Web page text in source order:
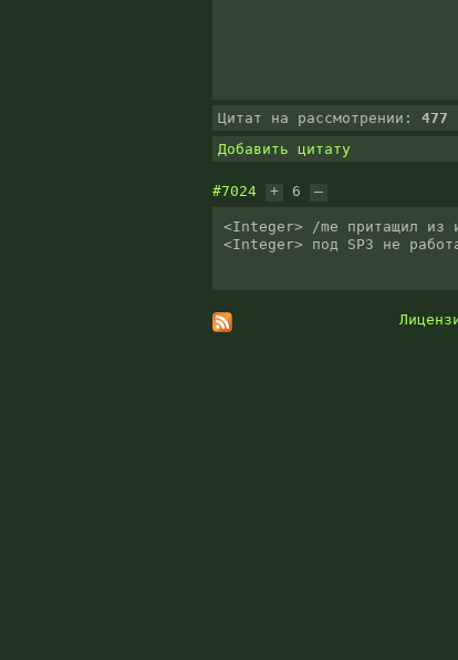
Цитат на рассмотрении: 477
Добавить цитату
#7024 + 6 –
<Integer> /mе притащил из
<Integer> под SP3 не